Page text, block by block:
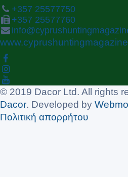
+357 25577750
+357 25577760
© 2019 Dacor Ltd. All rights
Dacor. Developed by
Πολιτική απορρήτου